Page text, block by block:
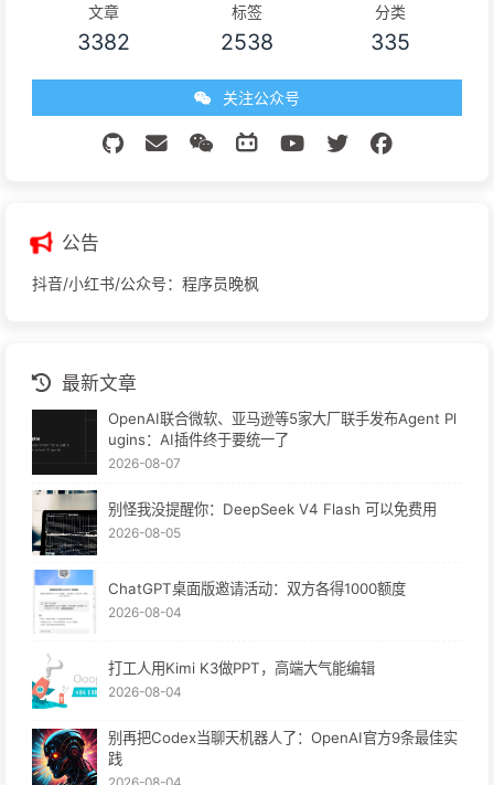
文章
3382
标签
2538
分类
335
关注公众号
公告
抖音/小红书/公众号：程序员晚枫
最新文章
OpenAI联合微软、亚马逊等5家大厂联手发布Agent Pl
ugins：AI插件终于要统一了
2026-08-07
别怪我没提醒你：DeepSeek V4 Flash 可以免费用
2026-08-05
ChatGPT桌面版邀请活动：双方各得1000额度
2026-08-04
打工人用Kimi K3做PPT，高端大气能编辑
2026-08-04
别再把Codex当聊天机器人了：OpenAI官方9条最佳实
践